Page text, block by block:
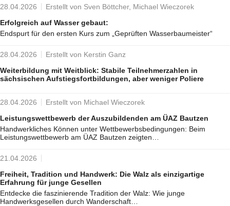
28.04.2026
Erstellt von Sven Böttcher, Michael Wieczorek
Erfolgreich auf Wasser gebaut:
Endspurt für den ersten Kurs zum „Geprüften Wasserbaumeister“
28.04.2026
Erstellt von Kerstin Ganz
Weiterbildung mit Weitblick: Stabile Teilnehmerzahlen in
sächsischen Aufstiegsfortbildungen, aber weniger Poliere
28.04.2026
Erstellt von Michael Wieczorek
Leistungswettbewerb der Auszubildenden am ÜAZ Bautzen
Handwerkliches Können unter Wettbewerbsbedingungen: Beim
Leistungswettbewerb am ÜAZ Bautzen zeigten…
21.04.2026
Freiheit, Tradition und Handwerk: Die Walz als einzigartige
Erfahrung für junge Gesellen
Entdecke die faszinierende Tradition der Walz: Wie junge
Handwerksgesellen durch Wanderschaft…